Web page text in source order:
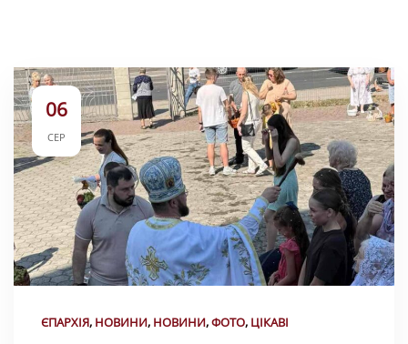
06
СЕР
ЄПАРХІЯ, НОВИНИ, НОВИНИ,ФОТО, ЦІКАВІ